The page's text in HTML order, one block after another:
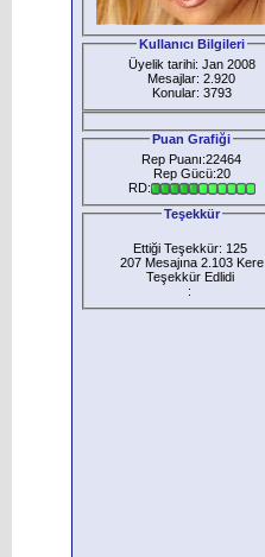
Kullanıcı Bilgileri
Üyelik tarihi: Jan 2008
Mesajlar: 2.920
Konular: 3793
Puan Grafiği
Rep Puanı:22464
Rep Gücü:20
RD:
Teşekkür
Ettiği Teşekkür: 125
207 Mesajına 2.103 Kere
Teşekkür Edlidi
: